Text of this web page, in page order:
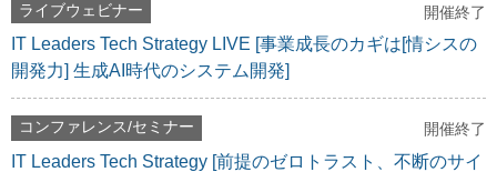
ライブウェビナー 開催終了
IT Leaders Tech Strategy LIVE [事業成長のカギは[情シスの
開発力] 生成AI時代のシステム開発]
コンファレンス/セミナー 開催終了
IT Leaders Tech Strategy [前提のゼロトラスト、不断のサイ